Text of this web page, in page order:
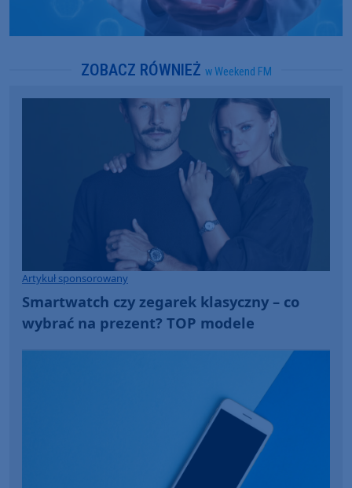
ZOBACZ RÓWNIEŻ w Weekend FM
Artykuł sponsorowany
Smartwatch czy zegarek klasyczny – co
wybrać na prezent? TOP modele